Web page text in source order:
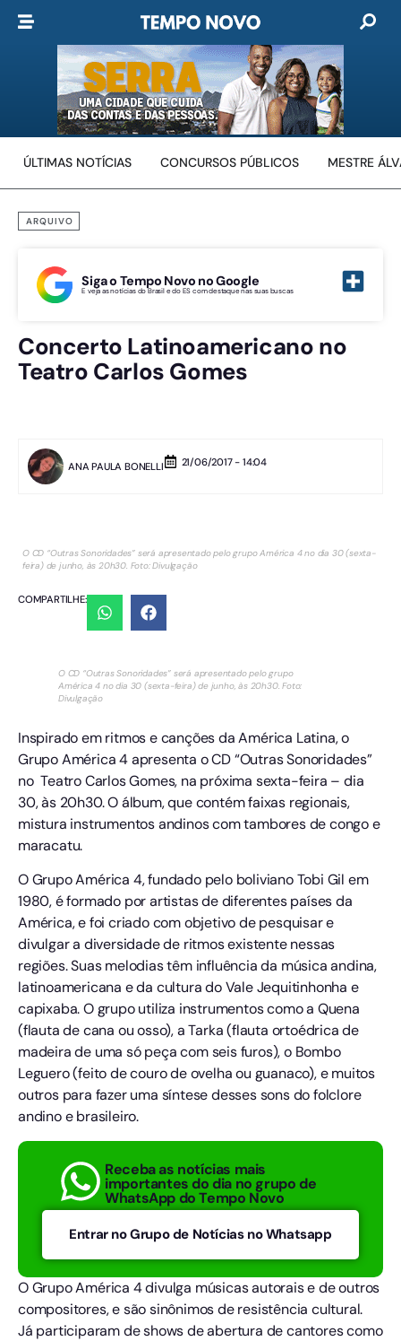
ÚLTIMAS NOTÍCIAS CONCURSOS PÚBLICOS MESTRE
ARQUIVO
Siga o Tempo Novo no Google
E veja as notícias do Brasil e do ES com destaque nas suas buscas
Concerto Latinoamericano no
Teatro Carlos Gomes
ANA PAULA BONELLI 21/06/2017 - 14:04
O CD “Outras Sonoridades” será apresentado pelo grupo América 4 no dia 30 (sexta-
feira) de junho, às 20h30. Foto: Divulgação
COMPARTILHE:
O CD “Outras Sonoridades” será apresentado pelo grupo
América 4 no dia 30 (sexta-feira) de junho, às 20h30. Foto:
Divulgação
Inspirado em ritmos e canções da América Latina, o
Grupo América 4 apresenta o CD “Outras Sonoridades”
no Teatro Carlos Gomes, na próxima sexta-feira – dia
30, às 20h30. O álbum, que contém faixas regionais,
mistura instrumentos andinos com tambores de congo e
maracatu.
O Grupo América 4, fundado pelo boliviano Tobi Gil em
1980, é formado por artistas de diferentes países da
América, e foi criado com objetivo de pesquisar e
divulgar a diversidade de ritmos existente nessas
regiões. Suas melodias têm influência da música andina,
latinoamericana e da cultura do Vale Jequitinhonha e
capixaba. O grupo utiliza instrumentos como a Quena
(flauta de cana ou osso), a Tarka (flauta ortoédrica de
madeira de uma só peça com seis furos), o Bombo
Leguero (feito de couro de ovelha ou guanaco), e muitos
outros para fazer uma síntese desses sons do folclore
andino e brasileiro.
Receba as notícias mais
importantes do dia no grupo de
WhatsApp do Tempo Novo
Entrar no Grupo de Notícias no Whatsapp
O Grupo América 4 divulga músicas autorais e de outros
compositores, e são sinônimos de resistência cultural.
Já participaram de shows de abertura de cantores como